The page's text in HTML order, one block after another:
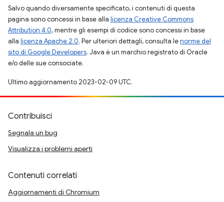
Salvo quando diversamente specificato, i contenuti di questa
pagina sono concessi in base alla licenza Creative Commons
Attribution 4.0, mentre gli esempi di codice sono concessi in base
alla licenza Apache 2.0. Per ulteriori dettagli, consulta lenorme del
sito di Google Developers. Java è un marchio registrato di Oracle
e/o delle sue consociate.
Ultimo aggiornamento 2023-02-09 UTC.
Contribuisci
Segnala un bug
Visualizza i problemi aperti
Contenuti correlati
Aggiornamenti di Chromium